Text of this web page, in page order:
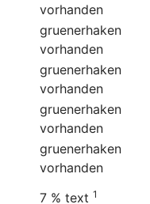
vorhanden
gruenerhaken
vorhanden
gruenerhaken
vorhanden
gruenerhaken
vorhanden
gruenerhaken
vorhanden
7 % text 1